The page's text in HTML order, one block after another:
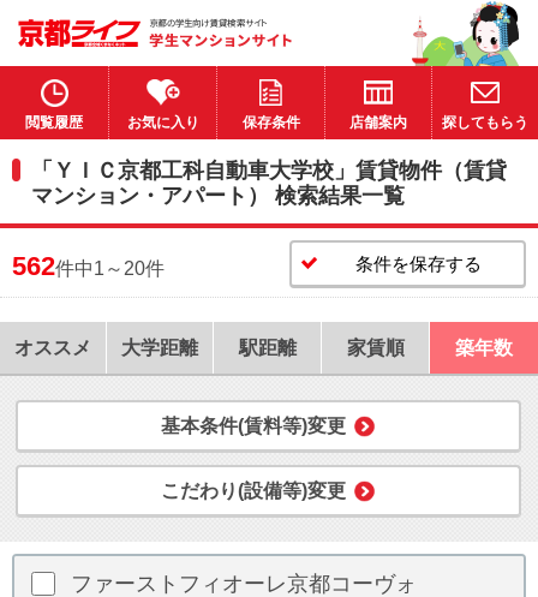
閲覧履歴 お気に入り 保存条件 店舗案内 探してもらう
「ＹＩＣ京都工科自動車大学校」賃貸物件（賃貸
マンション・アパート） 検索結果一覧
562件中1～20件 条件を保存する
オススメ 大学距離 駅距離 家賃順 築年数
基本条件(賃料等)変更
こだわり(設備等)変更
ファーストフィオーレ京都コーヴォ